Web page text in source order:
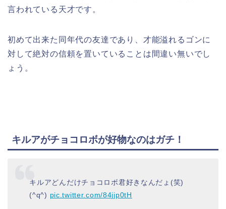
言われている天才です。
初めて出来た同年代の友達であり、才能溢れるゴンに
対して絶対の信頼を置いていることは間違い無いでし
ょう。
キルアがチョコロボが好物なのはガチ！
キルアどんだけチョコロボ君好きなんだょ(笑)
(^q^) pic.twitter.com/84jjp0tH